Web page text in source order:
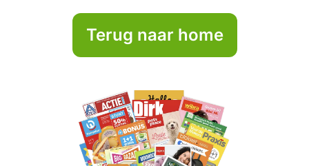
Terug naar home